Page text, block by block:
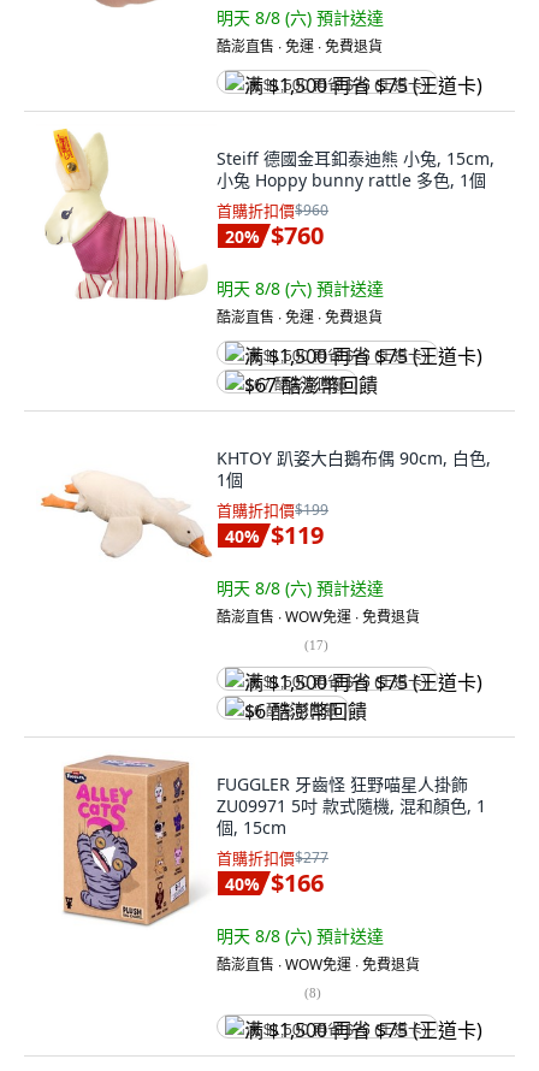
明天 8/8 (六) 預計送達
酷澎直售 ∙ 免運 ∙ 免費退貨
满 $1,500 再省 $75 (王道卡)
Steiff 德國金耳釦泰迪熊 小兔, 15cm,
小兔 Hoppy bunny rattle 多色, 1個
首購折扣價$960
20% $760
明天 8/8 (六) 預計送達
酷澎直售 ∙ 免運 ∙ 免費退貨
满 $1,500 再省 $75 (王道卡)
$67 酷澎幣回饋
KHTOY 趴姿大白鵝布偶 90cm, 白色,
1個
首購折扣價$199
40% $119
明天 8/8 (六) 預計送達
酷澎直售 ∙ WOW免運 ∙ 免費退貨
(17)
满 $1,500 再省 $75 (王道卡)
$6 酷澎幣回饋
FUGGLER 牙齒怪 狂野喵星人掛飾
ZU09971 5吋 款式隨機, 混和顏色, 1
個, 15cm
首購折扣價$277
40% $166
明天 8/8 (六) 預計送達
酷澎直售 ∙ WOW免運 ∙ 免費退貨
(8)
满 $1,500 再省 $75 (王道卡)